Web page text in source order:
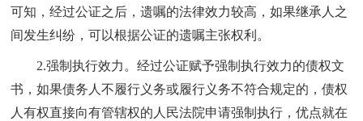
可知，经过公证之后，遗嘱的法律效力较高，如果继承人之
间发生纠纷，可以根据公证的遗嘱主张权利。
2.强制执行效力。经过公证赋予强制执行效力的债权文
书，如果债务人不履行义务或履行义务不符合规定的，债权
人有权直接向有管辖权的人民法院申请强制执行，优点就在